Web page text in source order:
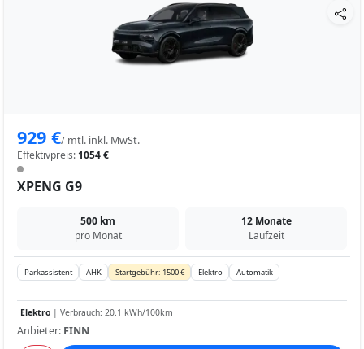
929 €/ mtl. inkl. MwSt.
Effektivpreis: 1054 €
XPENG G9
500 km
pro Monat
12 Monate
Laufzeit
Parkassistent AHK Startgebühr: 1500 € Elektro Automatik
Elektro | Verbrauch: 20.1 kWh/100km
Anbieter: FINN